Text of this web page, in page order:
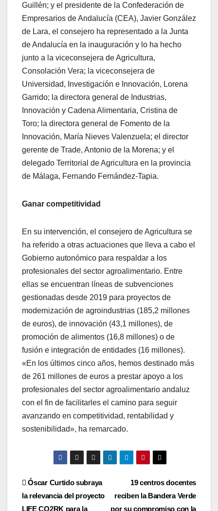
Guillén; y el presidente de la Confederación de
Empresarios de Andalucía (CEA), Javier González
de Lara, el consejero ha representado a la Junta
de Andalucía en la inauguración y lo ha hecho
junto a la viceconsejera de Agricultura,
Consolación Vera; la viceconsejera de
Universidad, Investigación e Innovación, Lorena
Garrido; la directora general de Industrias,
Innovación y Cadena Alimentaria, Cristina de
Toro; la directora general de Fomento de la
Innovación, María Nieves Valenzuela; el director
gerente de Trade, Antonio de la Morena; y el
delegado Territorial de Agricultura en la provincia
de Málaga, Fernando Fernández-Tapia.
Ganar competitividad
En su intervención, el consejero de Agricultura se
ha referido a otras actuaciones que lleva a cabo el
Gobierno autonómico para respaldar a los
profesionales del sector agroalimentario. Entre
ellas se encuentran líneas de subvenciones
gestionadas desde 2019 para proyectos de
modernización de agroindustrias (185,2 millones
de euros), de innovación (43,1 millones), de
promoción de alimentos (16,8 millones) o de
fusión e integración de entidades (16 millones).
«En los últimos cinco años, hemos destinado más
de 261 millones de euros a prestar apoyo a los
profesionales del sector agroalimentario andaluz
con el fin de facilitarles el camino para seguir
avanzando en competitividad, rentabilidad y
sostenibilidad», ha remarcado.
Navegación
de
19 centros docentes
reciben la Bandera Verde
por su compromiso con la
Óscar Curtido subraya
la relevancia del proyecto
LIFE CO2RK para la